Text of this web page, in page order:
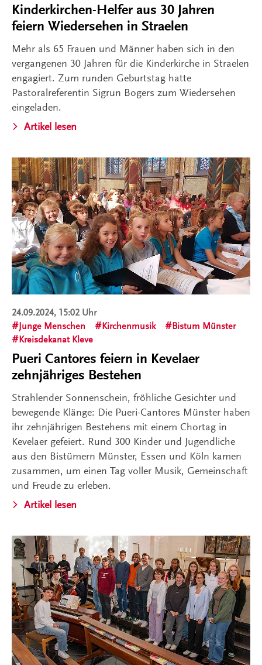
Kinderkirchen-Helfer aus 30 Jahren
feiern Wiedersehen in Straelen
Mehr als 65 Frauen und Männer haben sich in den
vergangenen 30 Jahren für die Kinderkirche in Straelen
engagiert. Zum runden Geburtstag hatte
Pastoralreferentin Sigrun Bogers zum Wiedersehen
eingeladen.
Artikel lesen
24.09.2024, 15:02 Uhr
Junge Menschen
Kirchenmusik
Bistum Münster
Kreisdekanat Kleve
Pueri Cantores feiern in Kevelaer
zehnjähriges Bestehen
Strahlender Sonnenschein, fröhliche Gesichter und
bewegende Klänge: Die Pueri-Cantores Münster haben
ihr zehnjährigen Bestehens mit einem Chortag in
Kevelaer gefeiert. Rund 300 Kinder und Jugendliche
aus den Bistümern Münster, Essen und Köln kamen
zusammen, um einen Tag voller Musik, Gemeinschaft
und Freude zu erleben.
Artikel lesen